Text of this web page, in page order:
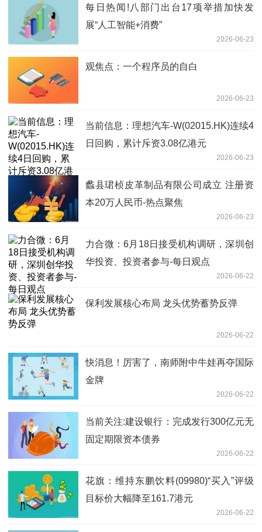
每日热闻!八部门出台17项举措加快发
展“人工智能+消费”
2026-06-23
观焦点：一个程序员的自白
2026-06-23
当前信息：理想汽车-W(02015.HK)连续4
日回购，累计斥资3.08亿港元
2026-06-23
蠡县珺桢皮革制品有限公司成立 注册资
本20万人民币-热点聚焦
2026-06-23
力合微：6月18日接受机构调研，深圳创
华投资、投资者参与-每日观点
2026-06-22
保利发展核心布局 龙头优势蓄势反弹
2026-06-22
快消息！厉害了，南师附中牛娃再夺国际
金牌
2026-06-22
当前关注:建设银行：完成发行300亿元无
固定期限资本债券
2026-06-22
花旗：维持东鹏饮料(09980)“买入”评级
目标价大幅降至161.7港元
2026-06-22